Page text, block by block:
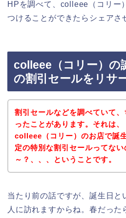
HPを調べて、colleee（コリー
つけることができたらシェアさ
colleee（コリー）の
の割引セールをリサ
割引セールなどを調べていて、
ったことがあります。それは、
colleee（コリー）のお店で誕
定の特別な割引セールってない
～？、、、ということです。
当たり前の話ですが、誕生日と
人に訪れますからね。春だった